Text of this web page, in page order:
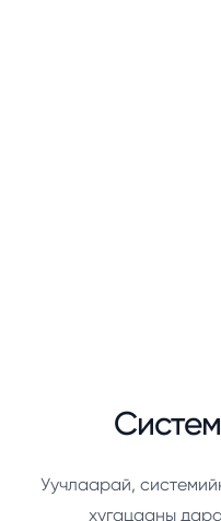
Уучлаарай,
хугацааны